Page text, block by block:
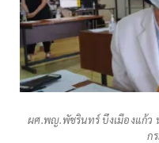
ผศ.พญ.พัชรินทร์ บึงเมืองแก้ว
ก